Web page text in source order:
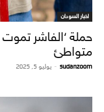
اخبار السودان
حملة ‘الفاشر
متواطئ
sudanzoom
- يوليو 5, 2025